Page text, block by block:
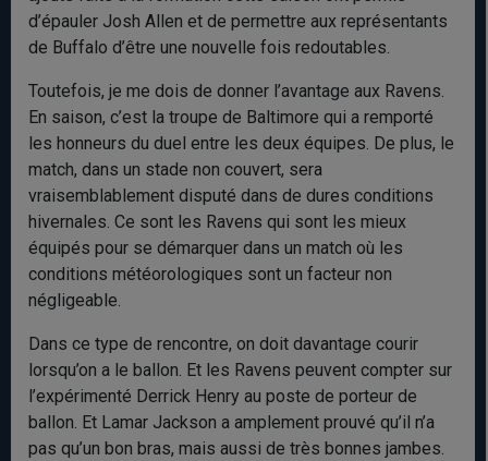
d’épauler Josh Allen et de permettre aux représentants
de Buffalo d’être une nouvelle fois redoutables.
Toutefois, je me dois de donner l’avantage aux Ravens.
En saison, c’est la troupe de Baltimore qui a remporté
les honneurs du duel entre les deux équipes. De plus, le
match, dans un stade non couvert, sera
vraisemblablement disputé dans de dures conditions
hivernales. Ce sont les Ravens qui sont les mieux
équipés pour se démarquer dans un match où les
conditions météorologiques sont un facteur non
négligeable.
Dans ce type de rencontre, on doit davantage courir
lorsqu’on a le ballon. Et les Ravens peuvent compter sur
l’expérimenté Derrick Henry au poste de porteur de
ballon. Et Lamar Jackson a amplement prouvé qu’il n’a
pas qu’un bon bras, mais aussi de très bonnes jambes.